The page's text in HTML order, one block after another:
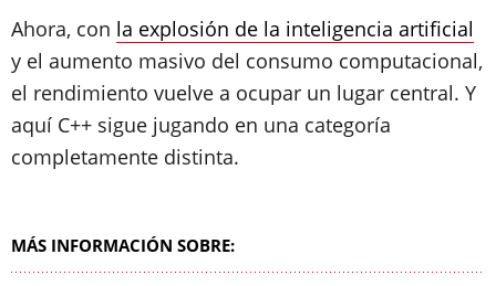
Ahora, con la explosión de la inteligencia artificial
y el aumento masivo del consumo computacional,
el rendimiento vuelve a ocupar un lugar central. Y
aquí C++ sigue jugando en una categoría
completamente distinta.
MÁS INFORMACIÓN SOBRE: